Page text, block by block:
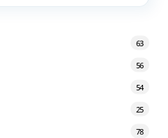
63
56
54
25
78